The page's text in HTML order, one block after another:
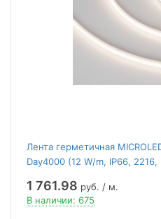
Лента герметичная
Day4000 (12 W/m, IP66,
1 761.98 руб. / м.
В наличии: 675